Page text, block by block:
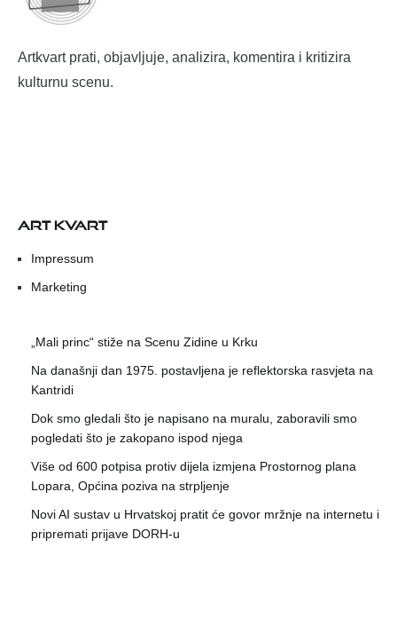
Artkvart prati, objavljuje, analizira, komentira i kritizira
kulturnu scenu.
ART KVART
Impressum
Marketing
„Mali princ“ stiže na Scenu Zidine u Krku
Na današnji dan 1975. postavljena je reflektorska rasvjeta na
Kantridi
Dok smo gledali što je napisano na muralu, zaboravili smo
pogledati što je zakopano ispod njega
Više od 600 potpisa protiv dijela izmjena Prostornog plana
Lopara, Općina poziva na strpljenje
Novi AI sustav u Hrvatskoj pratit će govor mržnje na internetu i
pripremati prijave DORH-u